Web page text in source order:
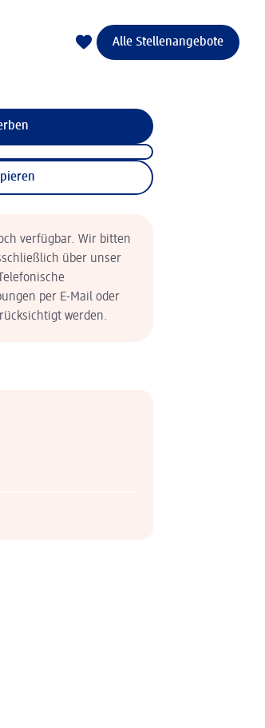
Alle Stellenangebote
verfügbar. Wir bitten
über unser
per E-Mail oder
werden.